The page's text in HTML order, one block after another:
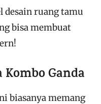
desain ruang tamu
bisa membuat
Kombo Ganda
biasanya memang